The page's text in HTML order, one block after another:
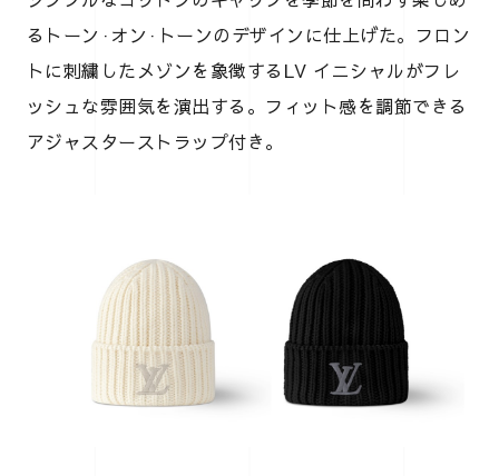
るトーン·オン·トーンのデザインに仕上げた。フロン
トに刺繍したメゾンを象徴するLV イニシャルがフレ
ッシュな雰囲気を演出する。フィット感を調節できる
アジャスターストラップ付き。